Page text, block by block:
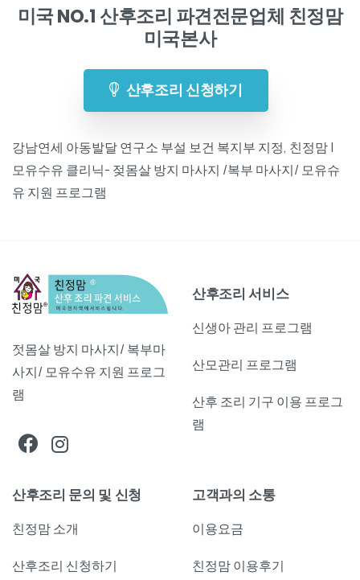
미국 NO.1 산후조리 파견전문업체 친정맘
미국본사
산후조리 신청하기
강남연세 아동발달 연구소 부설 보건 복지부 지정, 친정맘 |
모유수유 클리닉- 젖몸살 방지 마사지 /복부 마사지/ 모유슈
유 지원 프로그램
젓몸살 방지 마사지/ 복부마
사지/ 모유수유 지원 프로그
램
산후조리 서비스
신생아 관리 프로그램
산모관리 프로그램
산후 조리 기구 이용 프로그
램
산후조리 문의 및 신청
친정맘 소개
산후조리 신청하기
고객과의 소통
이용요금
친정맘 이용후기